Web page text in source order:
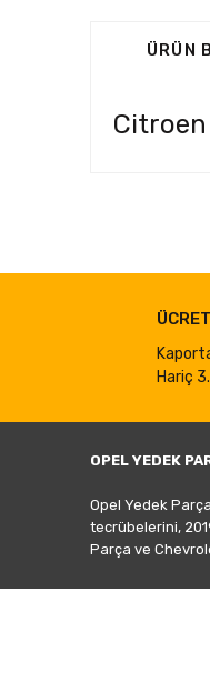
ÜRÜN
Citroen
Ürün
Ürün
Ürün
Hariç
OPEL YEDEK
Opel Yedek
tecrübelerini,
Parça ve